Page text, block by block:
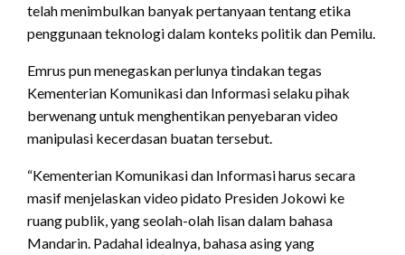
telah menimbulkan banyak pertanyaan tentang etika
penggunaan teknologi dalam konteks politik dan Pemilu.
Emrus pun menegaskan perlunya tindakan tegas
Kementerian Komunikasi dan Informasi selaku pihak
berwenang untuk menghentikan penyebaran video
manipulasi kecerdasan buatan tersebut.
“Kementerian Komunikasi dan Informasi harus secara
masif menjelaskan video pidato Presiden Jokowi ke
ruang publik, yang seolah-olah lisan dalam bahasa
Mandarin. Padahal idealnya, bahasa asing yang